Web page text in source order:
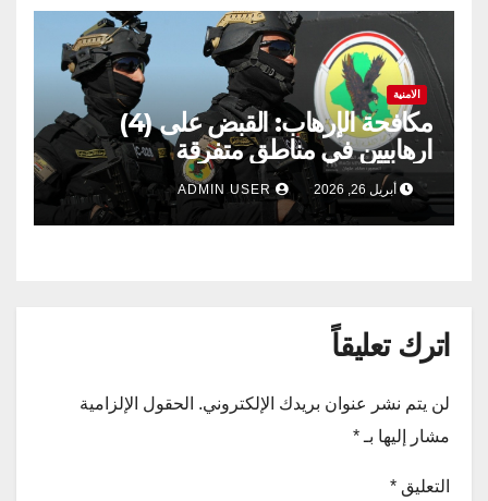
الامنية
مكافحة الإرهاب: القبض على (4)
ارهابيين في مناطق متفرقة
أبريل 26, 2026 ADMIN USER
اترك تعليقاً
لن يتم نشر عنوان بريدك الإلكتروني. الحقول الإلزامية
مشار إليها بـ*
التعليق *